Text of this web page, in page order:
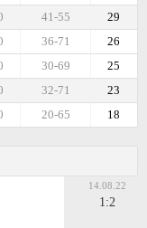
29
41-55
26
36-71
25
30-69
23
32-71
18
20-65
14.08.22
1:2